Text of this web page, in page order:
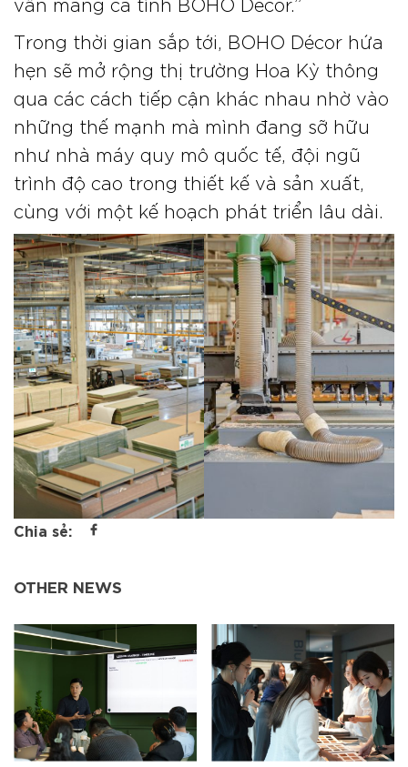
Trong thời gian sắp tới, BOHO Décor hứa
hẹn sẽ mở rộng thị trường Hoa Kỳ thông
qua các cách tiếp cận khác nhau nhờ vào
những thế mạnh mà mình đang sỡ hữu
như nhà máy quy mô quốc tế, đội ngũ
trình độ cao trong thiết kế và sản xuất,
cùng với một kế hoạch phát triển lâu dài.
Chia sẻ:
OTHER NEWS